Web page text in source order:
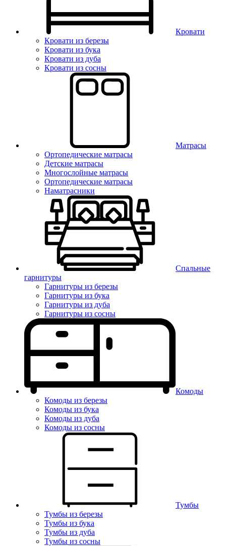
Кровати
Кровати из березы
Кровати из бука
Кровати из дуба
Кровати из сосны
Матрасы
Ортопедические матрасы
Детские матрасы
Многослойные матрасы
Ортопедические матрасы
Наматрасники
Спальные
гарнитуры
Гарнитуры из березы
Гарнитуры из бука
Гарнитуры из дуба
Гарнитуры из сосны
Комоды
Комоды из березы
Комоды из бука
Комоды из дуба
Комоды из сосны
Тумбы
Тумбы из березы
Тумбы из бука
Тумбы из дуба
Тумбы из сосны